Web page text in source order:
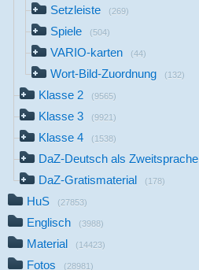
Setzleiste (269)
Spiele (504)
VARIO-karten (44)
Wort-Bild-Zuordnung (132)
Klasse 2 (9565)
Klasse 3 (9921)
Klasse 4 (1538)
DaZ-Deutsch als Zweitsprache
DaZ-Gratismaterial (178)
HuS (27853)
Englisch (3988)
Material (14423)
Fotos (28981)